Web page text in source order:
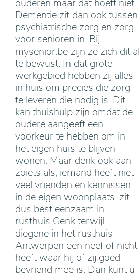
ouderen maar dat hoeft niet.
Dementie zit dan ook tussen
psychiatrische zorg en zorg
voor senioren in. Bij
mysenior.be zijn ze zich dit al
te bewust. In dat grote
werkgebied hebben zij alles
in huis om precies die zorg
te leveren die nodig is. Dit
kan thuishulp zijn omdat de
oudere aangeeft een
voorkeur te hebben om in
het eigen huis te blijven
wonen. Maar denk ook aan
zoiets als, iemand heeft niet
veel vrienden en kennissen
in de eigen woonplaats, zit
dus best eenzaam in
rusthuis Genk terwijl
diegene in het rusthuis
Antwerpen een neef of nicht
heeft waar hij of zij goed
bevriend mee is. Dan kunt u